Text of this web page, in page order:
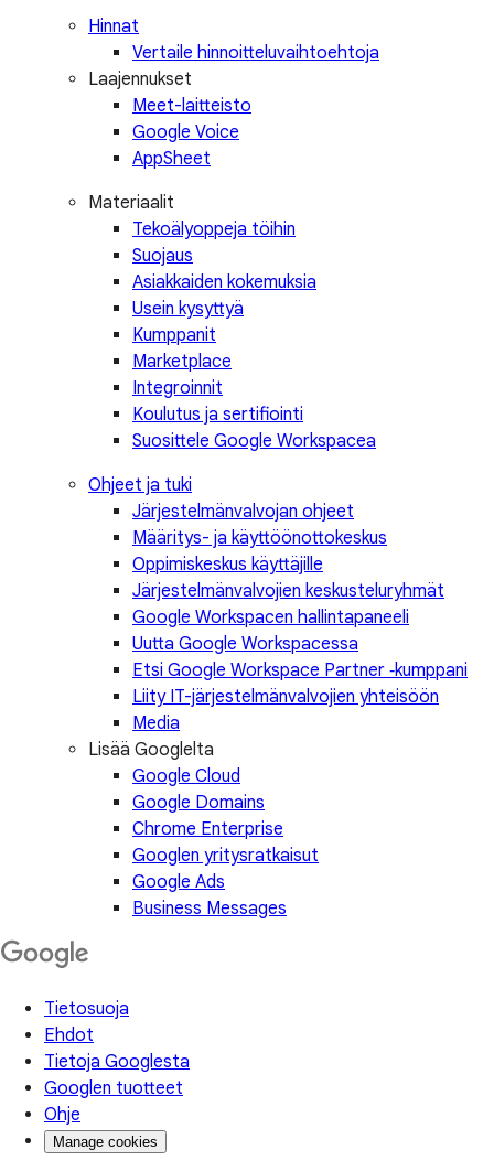
Hinnat
Vertaile hinnoitteluvaihtoehtoja
Laajennukset
Meet-laitteisto
Google Voice
AppSheet
Materiaalit
Tekoälyoppeja töihin
Suojaus
Asiakkaiden kokemuksia
Usein kysyttyä
Kumppanit
Marketplace
Integroinnit
Koulutus ja sertifiointi
Suosittele Google Workspacea
Ohjeet ja tuki
Järjestelmänvalvojan ohjeet
Määritys- ja käyttöönottokeskus
Oppimiskeskus käyttäjille
Järjestelmänvalvojien keskusteluryhmät
Google Workspacen hallintapaneeli
Uutta Google Workspacessa
Etsi Google Workspace Partner ‑kumppani
Liity IT-järjestelmänvalvojien yhteisöön
Media
Lisää Googlelta
Google Cloud
Google Domains
Chrome Enterprise
Googlen yritysratkaisut
Google Ads
Business Messages
Tietosuoja
Ehdot
Tietoja Googlesta
Googlen tuotteet
Ohje
Manage cookies